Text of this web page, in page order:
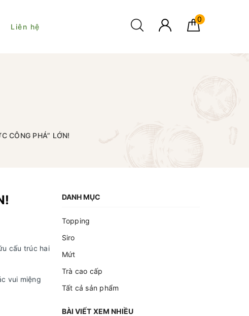
Liên hệ
0
CÔNG PHÁ” LỚN!
cấu trúc hai
vui miệng
DANH MỤC
Topping
Siro
Mứt
Trà cao cấp
Tất cả sản phẩm
BÀI VIẾT XEM NHIỀU